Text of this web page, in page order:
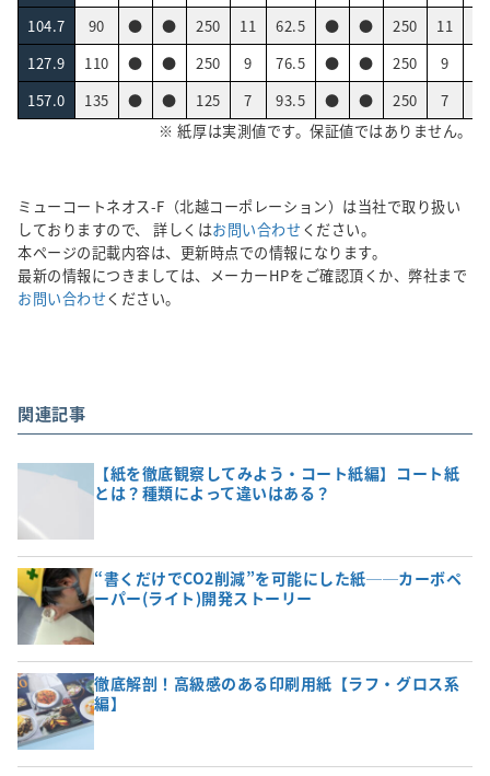
104.7
90 ● ● 250 11 62.5 ● ● 250 11
127.9
110 ● ● 250 9 76.5 ● ● 250 9
157.0
135 ● ● 125 7 93.5 ● ● 250 7
※ 紙厚は実測値です。保証値ではありません。
ミューコートネオス-F（北越コーポレーション）は当社で取り扱い
しておりますので、 詳しくはお問い合わせ ください。
本ページの記載内容は、更新時点での情報になります。
最新の情報につきましては、メーカーHPをご確認頂くか、弊社まで
お問い合わせください。
関連記事
【紙を徹底観察してみよう・コート紙編】コート紙
とは？種類によって違いはある？
“書くだけでCO2削減”を可能にした紙──カーボペ
ーパー(ライト)開発ストーリー
徹底解剖！高級感のある印刷用紙【ラフ・グロス系
編】